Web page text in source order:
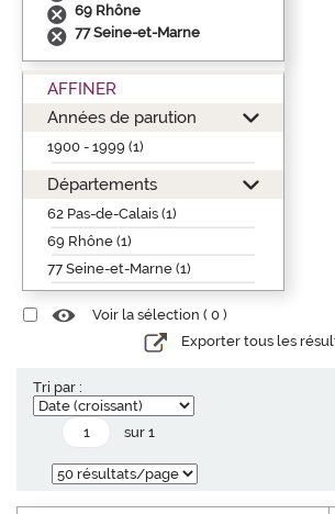
69 Rhône
77 Seine-et-Marne
AFFINER
Années de parution
1900 - 1999 (1)
Départements
62 Pas-de-Calais (1)
69 Rhône (1)
77 Seine-et-Marne (1)
Voir la sélection ( 0 )
Exporter tous les
Tri par :
sur 1